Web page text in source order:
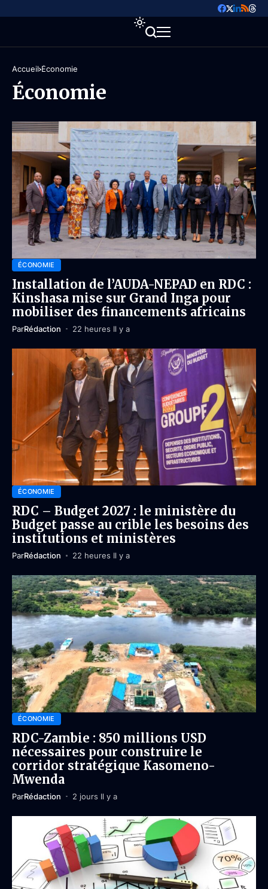
Accueil Économie
Économie
ÉCONOMIE
Installation de l’AUDA-NEPAD en RDC :
Kinshasa mise sur Grand Inga pour
mobiliser des financements africains
ParRédaction 22 heures Il y a
ÉCONOMIE
RDC – Budget 2027 : le ministère du
Budget passe au crible les besoins des
institutions et ministères
ParRédaction 22 heures Il y a
ÉCONOMIE
RDC-Zambie : 850 millions USD
nécessaires pour construire le
corridor stratégique Kasomeno-
Mwenda
ParRédaction 2 jours Il y a